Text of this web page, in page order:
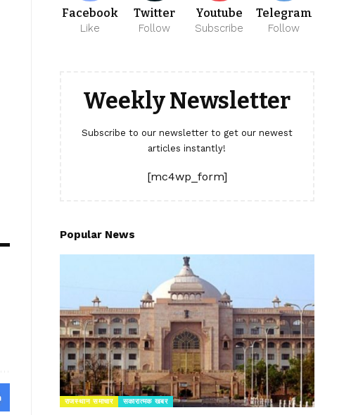
Facebook
Like
Twitter
Follow
Youtube
Subscribe
Telegram
Follow
Weekly Newsletter
Subscribe to our newsletter to get our newest
articles instantly!
[mc4wp_form]
Popular News
राजस्थान समाचार सकारात्मक खबर